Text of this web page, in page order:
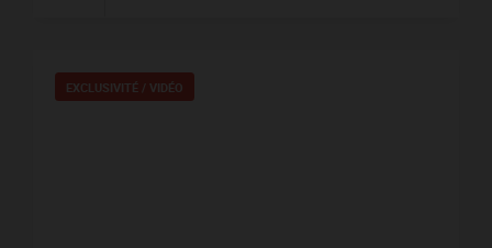
EXCLUSIVITÉ / VIDÉO